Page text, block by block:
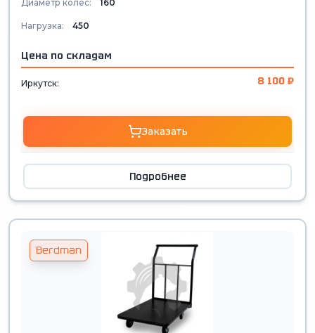
Диаметр колес: 160
Нагрузка: 450
Цена по складам
Иркутск: 8 100 ₽
Заказать
Подробнее
Berdman